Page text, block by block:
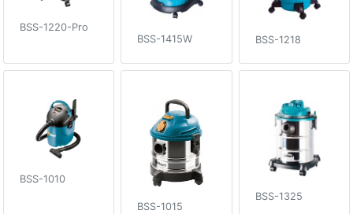
BSS-1220-Pro
BSS-1415W
BSS-1218
BSS-1010
BSS-1015
BSS-1325